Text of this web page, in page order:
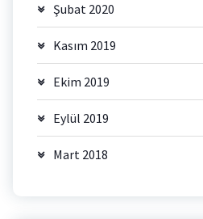
Şubat 2020
Kasım 2019
Ekim 2019
Eylül 2019
Mart 2018